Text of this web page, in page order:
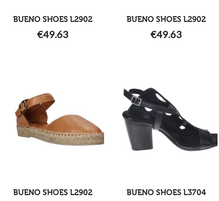
BUENO SHOES L2902
€49.63
BUENO SHOES L2902
€49.63
BUENO SHOES L2902 BUENO SHOES L3704